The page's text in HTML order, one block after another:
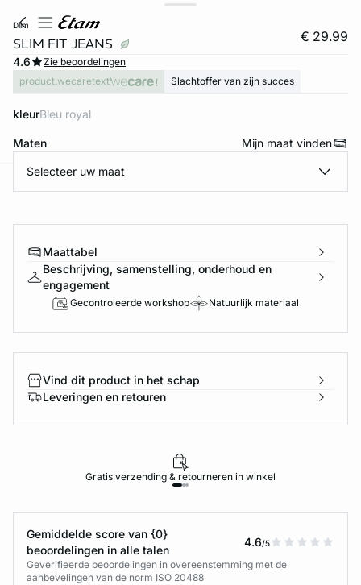
dlim
SLIM FIT JEANS € 29.99
4.6
Zie beoordelingen
product.wecaretext
Slachtoffer van zijn succes
kleur bleu royal
Maten Mijn maat vinden
Selecteer uw maat
Maattabel
Beschrijving, samenstelling, onderhoud en
engagement
Gecontroleerde workshop Natuurlijk materiaal
Vind dit product in het schap
Leveringen en retouren
Gratis verzending & retourneren in winkel
Gemiddelde score van {0}
beoordelingen in alle talen
4.6/5
Geverifieerde beoordelingen in overeenstemming met de
aanbevelingen van de norm ISO 20488